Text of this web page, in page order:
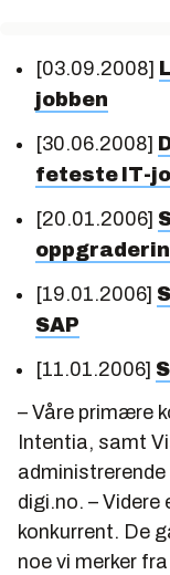
[03.09.2008]
jobben
[30.06.2008]
feteste IT-
[20.01.2006]
[19.01.2006]
SAP
[11.01.2006]
– Våre primære
Intentia, samt
digi.no. –
konkurrent. De
noe vi merker